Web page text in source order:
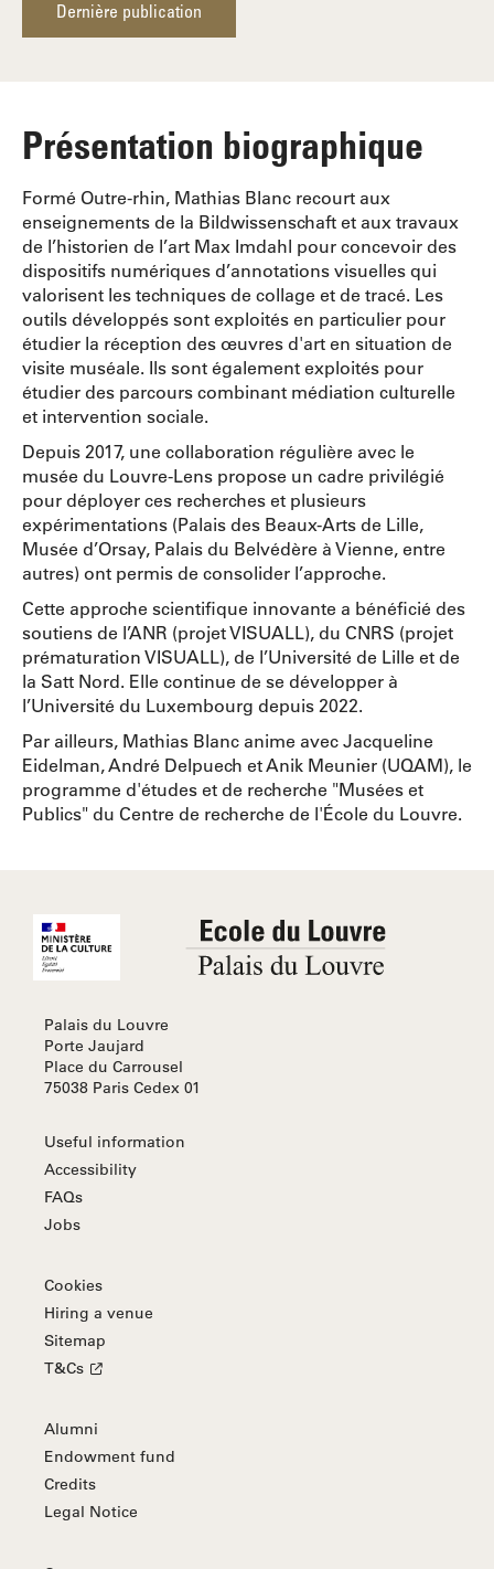
Dernière publication
Présentation biographique
Formé Outre-rhin, Mathias Blanc recourt aux
enseignements de la Bildwissenschaft et aux travaux
de l’historien de l’art Max Imdahl pour concevoir des
dispositifs numériques d’annotations visuelles qui
valorisent les techniques de collage et de tracé. Les
outils développés sont exploités en particulier pour
étudier la réception des œuvres d'art en situation de
visite muséale. Ils sont également exploités pour
étudier des parcours combinant médiation culturelle
et intervention sociale.
Depuis 2017, une collaboration régulière avec le
musée du Louvre-Lens propose un cadre privilégié
pour déployer ces recherches et plusieurs
expérimentations (Palais des Beaux-Arts de Lille,
Musée d’Orsay, Palais du Belvédère à Vienne, entre
autres) ont permis de consolider l’approche.
Cette approche scientifique innovante a bénéficié des
soutiens de l’ANR (projet VISUALL), du CNRS (projet
prématuration VISUALL), de l’Université de Lille et de
la Satt Nord. Elle continue de se développer à
l’Université du Luxembourg depuis 2022.
Par ailleurs, Mathias Blanc anime avec Jacqueline
Eidelman, André Delpuech et Anik Meunier (UQAM), le
programme d'études et de recherche "Musées et
Publics" du Centre de recherche de l'École du Louvre.
Palais du Louvre
Porte Jaujard
Place du Carrousel
75038 Paris Cedex 01
Useful information
Accessibility
FAQs
Jobs
Cookies
Hiring a venue
Sitemap
T&Cs
Alumni
Endowment fund
Credits
Legal Notice